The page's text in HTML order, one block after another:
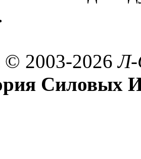
© 2003-2026
Силовых